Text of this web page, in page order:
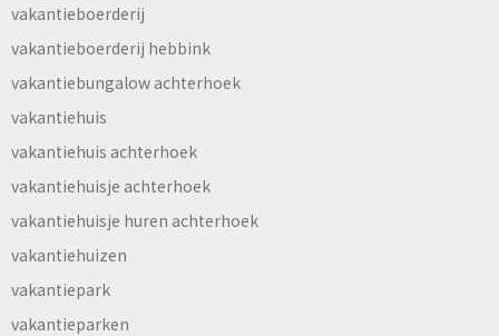
vakantieboerderij
vakantieboerderij hebbink
vakantiebungalow achterhoek
vakantiehuis
vakantiehuis achterhoek
vakantiehuisje achterhoek
vakantiehuisje huren achterhoek
vakantiehuizen
vakantiepark
vakantieparken